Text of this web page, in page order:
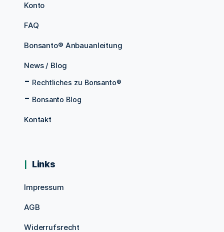
Konto
FAQ
Bonsanto® Anbauanleitung
News / Blog
Rechtliches zu Bonsanto®
Bonsanto Blog
Kontakt
Links
Impressum
AGB
Widerrufsrecht